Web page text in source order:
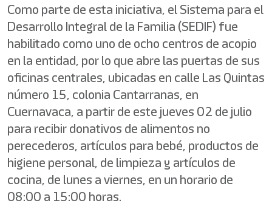
Como parte de esta iniciativa, el Sistema para el
Desarrollo Integral de la Familia (SEDIF) fue
habilitado como uno de ocho centros de acopio
en la entidad, por lo que abre las puertas de sus
oficinas centrales, ubicadas en calle Las Quintas
número 15, colonia Cantarranas, en
Cuernavaca, a partir de este jueves 02 de julio
para recibir donativos de alimentos no
perecederos, artículos para bebé, productos de
higiene personal, de limpieza y artículos de
cocina, de lunes a viernes, en un horario de
08:00 a 15:00 horas.